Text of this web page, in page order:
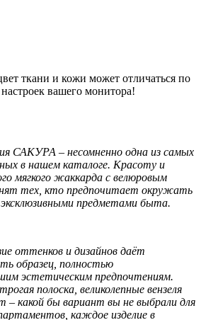
ткани и кожи может отличаться по
вашего монитора!
САКУРА – несомненно одна из самых
в нашем каталоге. Красоту и
мягкого жаккарда с велюровым
тех, кто предпочитает окружать
предметами быта.
оттенков и дизайнов даёт
образец, полностью
эстетическим предпочтениям.
полоска, великолепные вензеля
какой бы вариант вы не выбрали для
каждое изделие в